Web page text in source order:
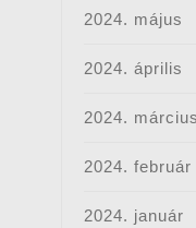
2024. május
2024. április
2024. március
2024. február
2024. január